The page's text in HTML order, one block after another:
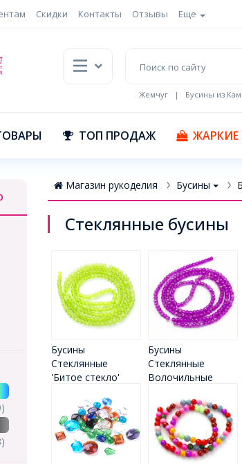
Скидки Контакты Отзывы Еще
Жемчуг | Бусины из
ТОП ПРОДАЖ ЖАРКИЕ
Магазин рукоделия Бусины
Стеклянные бусины
Бусины
Стеклянные
'Битое стекло'
Бусины
Стеклянные
Волочильные